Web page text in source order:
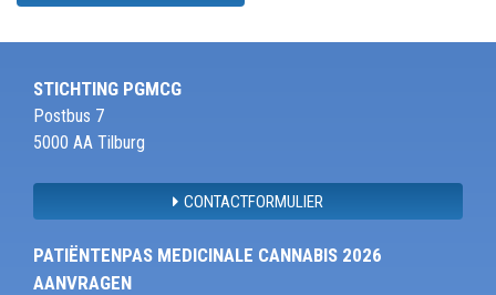
STICHTING PGMCG
Postbus 7
5000 AA Tilburg
CONTACTFORMULIER
PATIËNTENPAS MEDICINALE CANNABIS 2026
AANVRAGEN